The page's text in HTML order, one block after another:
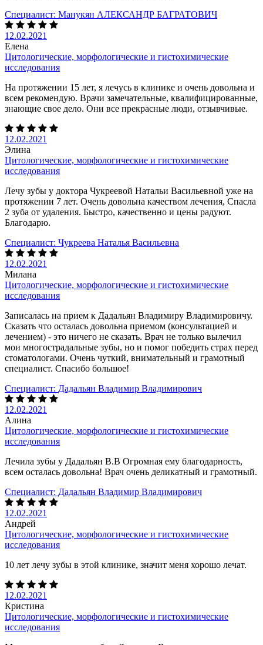
Специалист: Манукян АЛЕКСАНДР БАГРАТОВИЧ
12.02.2021
Елена
Цитологические, морфологические и гистохимические
исследования
На протяжении 15 лет, я лечусь в клинике и очень довольна и
всем рекомендую. Врачи замечательные, квалифицированные,
знающие свое дело. Они все прекрасные люди, отзывчивые.
12.02.2021
Элина
Цитологические, морфологические и гистохимические
исследования
Лечу зубы у доктора Чукреевой Натальи Васильевной уже на
протяжении 7 лет. Очень довольна качеством лечения, Спасла
2 зуба от удаления. Быстро, качественно и цены радуют.
Благодарю.
Специалист: Чукреева Наталья Васильевна
12.02.2021
Милана
Цитологические, морфологические и гистохимические
исследования
Записалась на прием к Дадальян Владимиру Владимировичу.
Сказать что осталась довольна приемом (консультацией и
лечением) - это ничего не сказать. Врач не только вылечил
мои многострадальные зубы, но и помог победить страх перед
стоматологами. Очень чуткий, внимательный и грамотный
специалист. Спасибо большое!
Специалист: Дадальян Владимир Владимирович
12.02.2021
Алина
Цитологические, морфологические и гистохимические
исследования
Лечила зубы у Дадальян В.В Огромная ему благодарность,
всем осталась довольна! Врач очень деликатный и грамотный.
Специалист: Дадальян Владимир Владимирович
12.02.2021
Андрей
Цитологические, морфологические и гистохимические
исследования
10 лет лечу зубы в этой клинике, значит меня хорошо лечат.
12.02.2021
Кристина
Цитологические, морфологические и гистохимические
исследования